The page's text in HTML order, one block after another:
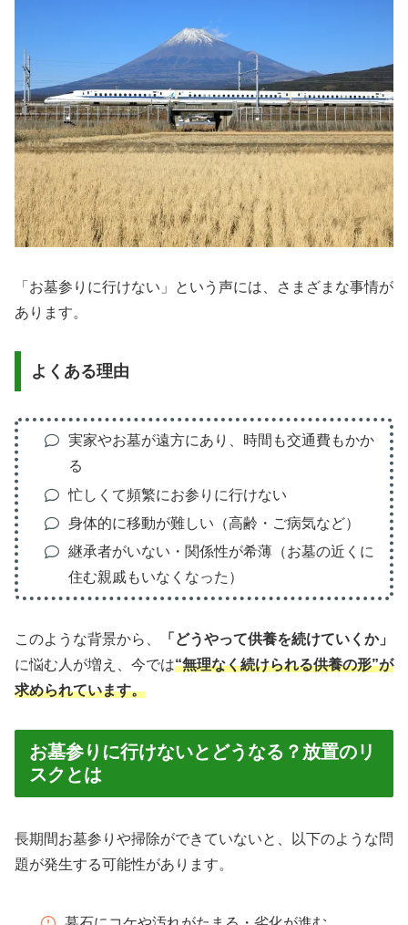
「お墓参りに行けない」という声には、さまざまな事情が
あります。
よくある理由
実家やお墓が遠方にあり、時間も交通費もかか
る
忙しくて頻繁にお参りに行けない
身体的に移動が難しい（高齢・ご病気など）
継承者がいない・関係性が希薄（お墓の近くに
住む親戚もいなくなった）
このような背景から、
「どうやって供養を続けていくか」
に悩む人が増え、今では“無理なく続けられる供養の形”が
求められています。
お墓参りに行けないとどうなる？放置のリ
スクとは
長期間お墓参りや掃除ができていないと、以下のような問
題が発生する可能性があります。